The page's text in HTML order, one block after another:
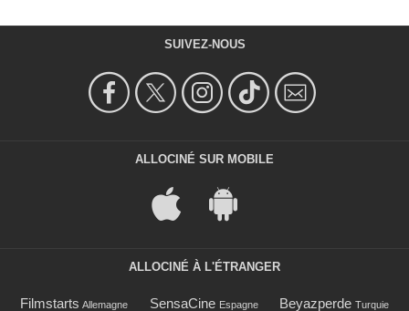
SUIVEZ-NOUS
ALLOCINÉ SUR MOBILE
ALLOCINÉ À L'ÉTRANGER
Filmstarts Allemagne SensaCine Espagne Beyazperde Turquie